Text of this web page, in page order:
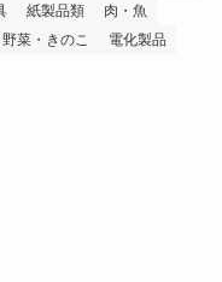
紙製品類
肉・魚
野菜・きのこ
電化製品